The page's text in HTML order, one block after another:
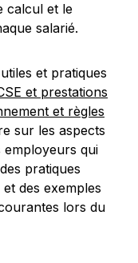
calcul et le
salarié.
et pratiques
et prestations
et règles
sur les aspects
employeurs qui
pratiques
des exemples
lors du